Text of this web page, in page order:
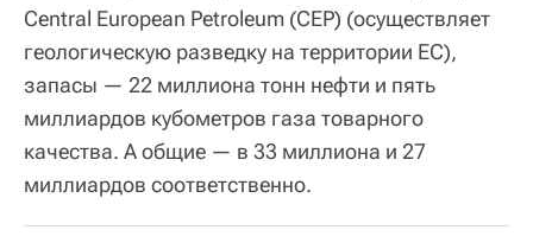
Central European Petroleum (CEP) (осуществляет
геологическую разведку на территории ЕС),
запасы — 22 миллиона тонн нефти и пять
миллиардов кубометров газа товарного
качества. А общие — в 33 миллиона и 27
миллиардов соответственно.